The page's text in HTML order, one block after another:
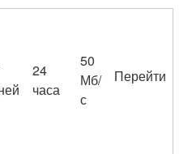
24
часа
50
Мб/
с
Перейти